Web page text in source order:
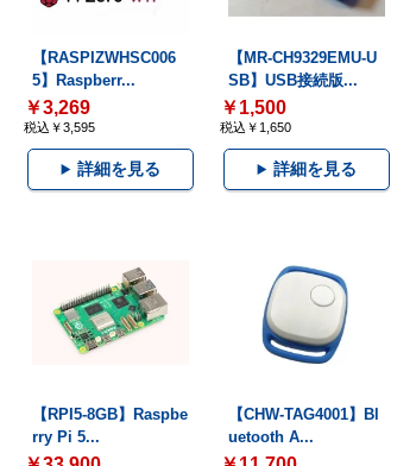
【RASPIZWHSC006
5】Raspberr...
￥3,269
税込￥3,595
詳細を見る
【MR-CH9329EMU-U
SB】USB接続版...
￥1,500
税込￥1,650
詳細を見る
【RPI5-8GB】Raspbe
rry Pi 5...
【CHW-TAG4001】Bl
uetooth A...